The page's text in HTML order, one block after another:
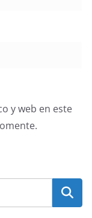
y web en este